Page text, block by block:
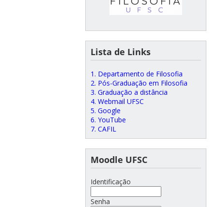
Lista de Links
1. Departamento de Filosofia
2. Pós-Graduação em Filosofia
3. Graduação a distância
4. Webmail UFSC
5. Google
6. YouTube
7. CAFIL
Moodle UFSC
Identificação
Senha